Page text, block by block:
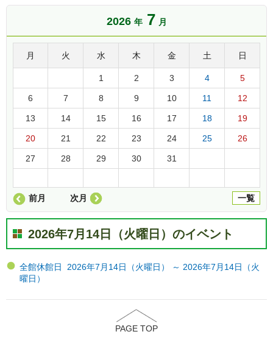
2026 年 7 月
月 火 水 木 金 土 日
1 2 3 4 5
6 7 8 9 10 11 12
13 14 15 16 17 18 19
20 21 22 23 24 25 26
27 28 29 30 31
前月 一覧
次月
2026年7月14日（火曜日）のイベント
全館休館日 2026年7月14日（火曜日） ～ 2026年7月14日（火
曜日）
PAGE TOP